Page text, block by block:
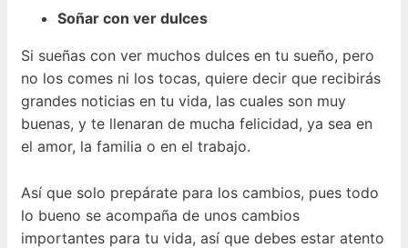
Soñar con ver dulces
Si sueñas con ver muchos dulces en tu sueño, pero
no los comes ni los tocas, quiere decir que recibirás
grandes noticias en tu vida, las cuales son muy
buenas, y te llenaran de mucha felicidad, ya sea en
el amor, la familia o en el trabajo.
Así que solo prepárate para los cambios, pues todo
lo bueno se acompaña de unos cambios
importantes para tu vida, así que debes estar atento